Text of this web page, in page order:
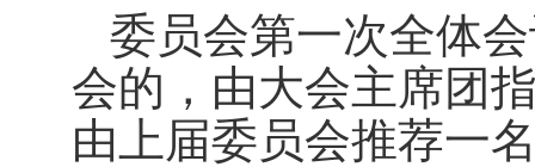
委员会第一次全体
会的，由大会主席团
由上届委员会推荐一